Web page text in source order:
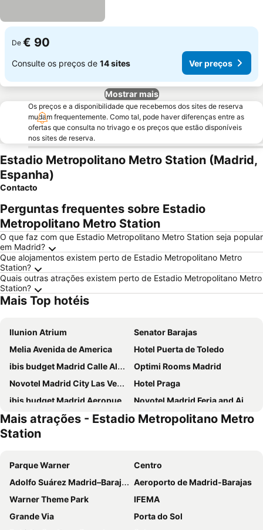
De € 90
Consulte os preços de 14 sites Ver preços
Mostrar mais
Os preços e a disponibilidade que recebemos dos sites de reserva
mudam frequentemente. Como tal, pode haver diferenças entre as
ofertas que consulta no trivago e os preços que estão disponíveis
nos sites de reserva.
Estadio Metropolitano Metro Station (Madrid,
Espanha)
Contacto
Perguntas frequentes sobre Estadio
Metropolitano Metro Station
O que faz com que Estadio Metropolitano Metro Station seja popular
em Madrid?
Que alojamentos existem perto de Estadio Metropolitano Metro
Station?
Quais outras atrações existem perto de Estadio Metropolitano Metro
Station?
Mais Top hotéis
Ilunion Atrium
Senator Barajas
Melia Avenida de America
Hotel Puerta de Toledo
ibis budget Madrid Calle Alcalá
Optimi Rooms Madrid
Novotel Madrid City Las Ventas
Hotel Praga
ibis budget Madrid Aeropuerto
Novotel Madrid Feria and Airport
Ilunion Suites Madrid
Ibis Styles Madrid City Las Ventas
Anaco
Hotel Europa
Hotel Riu Plaza Espana
Hotel Puerta America
DWO Yuste Alcalá
ibis budget Madrid Vallecas
Exe Convention Plaza Madrid
Hotel Madrid Chamartín Affiliated by Meliá
Exe Madrid Norte
Mais atrações - Estadio Metropolitano Metro
Station
Parque Warner
Centro
Adolfo Suárez Madrid–Barajas Airport
Aeroporto de Madrid-Barajas
Warner Theme Park
IFEMA
Grande Via
Porta do Sol